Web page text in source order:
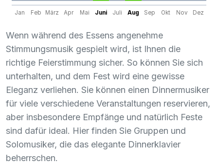
Jan Feb März Apr Mai Juni Juli Aug Sep Okt Nov Dez
Wenn während des Essens angenehme
Stimmungsmusik gespielt wird, ist Ihnen die
richtige Feierstimmung sicher. So können Sie sich
unterhalten, und dem Fest wird eine gewisse
Eleganz verliehen. Sie können einen Dinnermusiker
für viele verschiedene Veranstaltungen reservieren,
aber insbesondere Empfänge und natürlich Feste
sind dafür ideal. Hier finden Sie Gruppen und
Solomusiker, die das elegante Dinnerklavier
beherrschen.